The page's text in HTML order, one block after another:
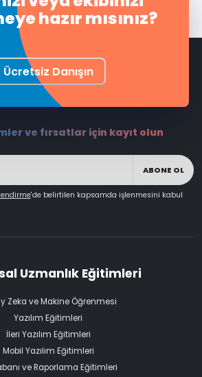
hazır mısınız?
Ücretsiz Danışın
ve fırsatlar için kayıt olun
ABONE OL
'de belirtilen kapsamda işlenmesini kabul
Uzmanlık Eğitimleri
Zeka ve Makine Öğrenmesi
Yazılım Eğitimleri
İleri Yazılım Eğitimleri
Mobil Yazılım Eğitimleri
ve Raporlama Eğitimleri